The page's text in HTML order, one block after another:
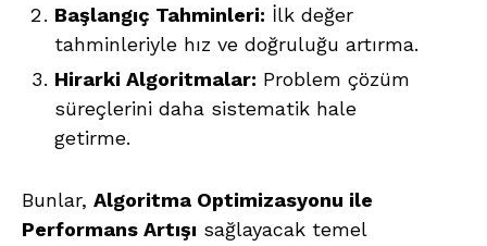
Başlangıç Tahminleri: İlk değer
tahminleriyle hız ve doğruluğu artırma.
Hirarki Algoritmalar: Problem çözüm
süreçlerini daha sistematik hale
getirme.
Bunlar, Algoritma Optimizasyonu ile
Performans Artışı sağlayacak temel